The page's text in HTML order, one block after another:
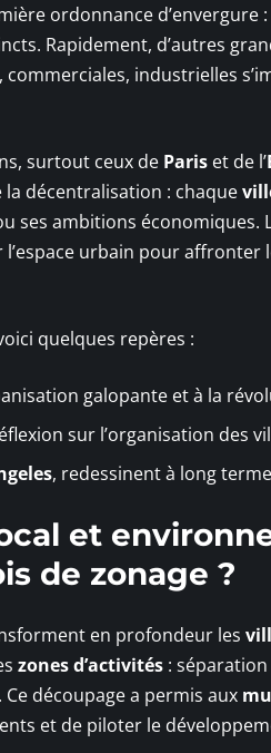
ordonnance
Rapidement, d’autres
commerciales, industrielles
surtout ceux de Paris et de l’
décentralisation : chaque
ses ambitions économiques.
urbain pour affronter
quelques repères :
galopante et à la
sur l’organisation des
, redessinent à long
et
de zonage ?
en profondeur les
zones d’activités :
découpage a permis aux
et de piloter le